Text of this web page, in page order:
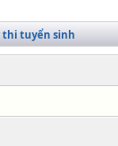
tuyển sinh